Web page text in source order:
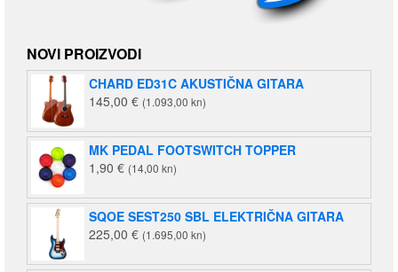
NOVI PROIZVODI
CHARD ED31C AKUSTIČNA GITARA
145,00 € (1.093,00 kn)
MK PEDAL FOOTSWITCH TOPPER
1,90 € (14,00 kn)
SQOE SEST250 SBL ELEKTRIČNA GITARA
225,00 € (1.695,00 kn)